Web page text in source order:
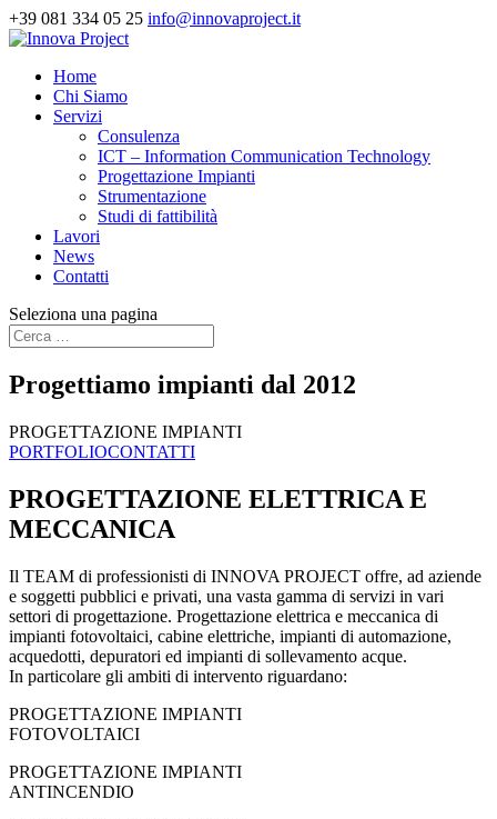
+39 081 334 05 25 info@innovaproject.it
Home
Chi Siamo
Servizi
Consulenza
ICT – Information Communication Technology
Progettazione Impianti
Strumentazione
Studi di fattibilità
Lavori
News
Contatti
Seleziona una pagina
Progettiamo impianti dal 2012
PROGETTAZIONE IMPIANTI
PORTFOLIOCONTATTI
PROGETTAZIONE ELETTRICA E
MECCANICA
Il TEAM di professionisti di INNOVA PROJECT offre, ad aziende
e soggetti pubblici e privati, una vasta gamma di servizi in vari
settori di progettazione. Progettazione elettrica e meccanica di
impianti fotovoltaici, cabine elettriche, impianti di automazione,
acquedotti, depuratori ed impianti di sollevamento acque.
In particolare gli ambiti di intervento riguardano:
PROGETTAZIONE IMPIANTI
FOTOVOLTAICI
PROGETTAZIONE IMPIANTI
ANTINCENDIO